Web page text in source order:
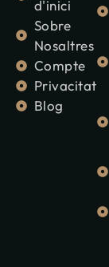
d'inici
Sobre
Nosaltres
Compte
Privacitat
Blog